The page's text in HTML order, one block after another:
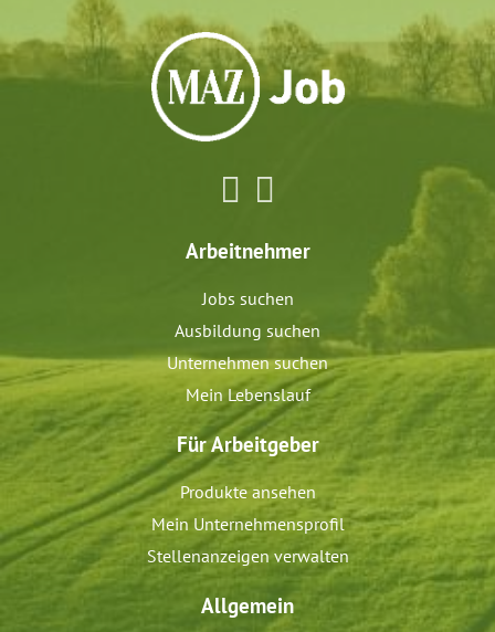
Arbeitnehmer
Jobs suchen
Ausbildung suchen
Unternehmen suchen
Mein Lebenslauf
Für Arbeitgeber
Produkte ansehen
Mein Unternehmensprofil
Stellenanzeigen verwalten
Allgemein